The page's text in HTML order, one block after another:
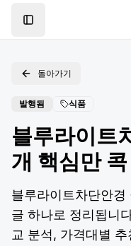
Toggle Sidebar
돌아가기
발행됨 식품
블루라이트
개 핵심만
블루라이트차단안경
글 하나로 정리됩니
교 분석, 가격대별